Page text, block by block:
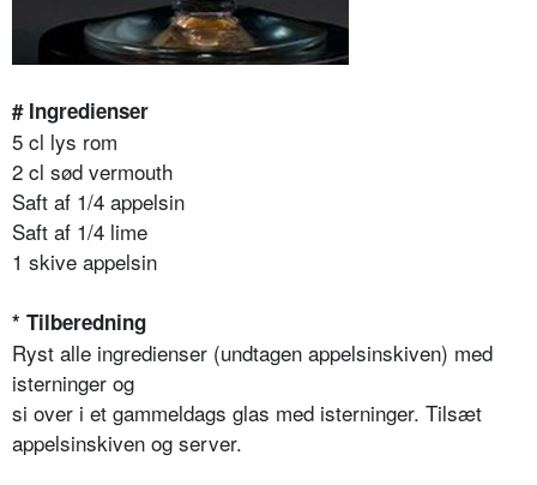
# Ingredienser
5 cl lys rom
2 cl sød vermouth
Saft af 1/4 appelsin
Saft af 1/4 lime
1 skive appelsin
* Tilberedning
Ryst alle ingredienser (undtagen appelsinskiven) med
isterninger og
si over i et gammeldags glas med isterninger. Tilsæt
appelsinskiven og server.